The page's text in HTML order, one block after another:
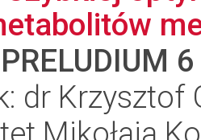
PRELUDIUM 6
dr Krzysztof